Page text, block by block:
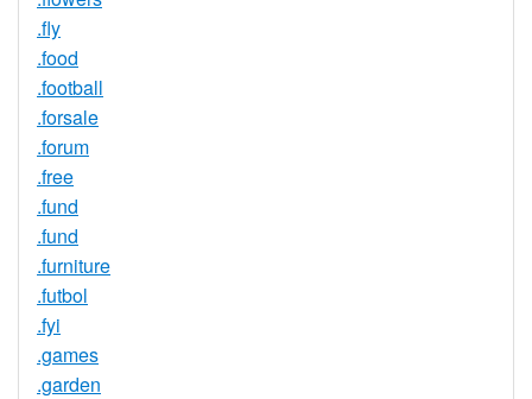
.fly
.food
.football
.forsale
.forum
.free
.fund
.fund
.furniture
.futbol
.fyi
.games
.garden